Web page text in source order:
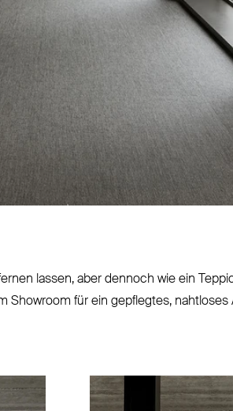
lassen, aber dennoch wie ein
Showroom für ein gepflegtes, nahtloses